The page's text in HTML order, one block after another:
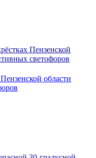
области